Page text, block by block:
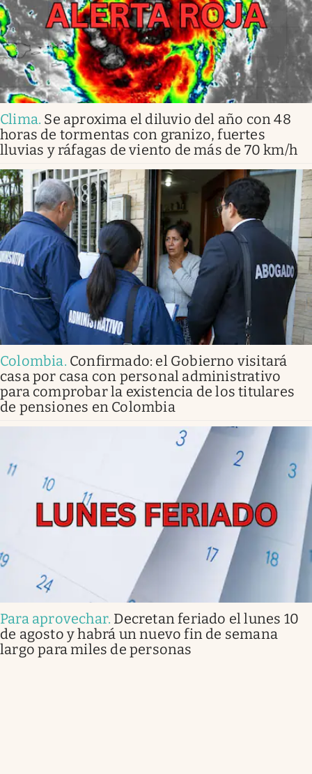
Clima. Se aproxima el diluvio del año con 48
horas de tormentas con granizo, fuertes
lluvias y ráfagas de viento de más de 70 km/h
Colombia. Confirmado: el Gobierno visitará
casa por casa con personal administrativo
para comprobar la existencia de los titulares
de pensiones en Colombia
Para aprovechar. Decretan feriado el lunes 10
de agosto y habrá un nuevo fin de semana
largo para miles de personas